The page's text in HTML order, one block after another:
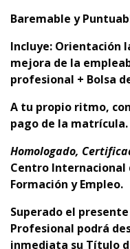
Baremable y
Incluye: Orientación
mejora de la
profesional + Bolsa
A tu propio ritmo,
pago de la matrícula.
Homologado,
Centro Internacional
Formación y Empleo.
Superado el
Profesional podrá
inmediata su Título